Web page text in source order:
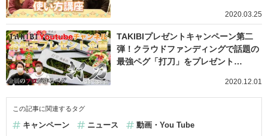
2020.03.25
TAKIBIプレゼントキャンペーン第二
弾！クラウドファンディングで話題の
最強ペグ「打刀」をプレゼント…
2020.12.01
この記事に関連するタグ
キャンペーン ニュース 動画・You Tube